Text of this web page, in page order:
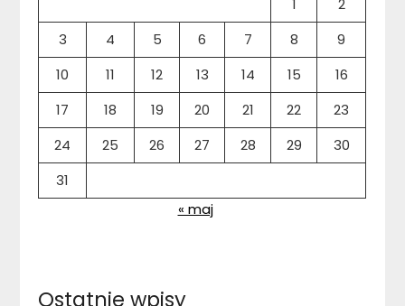
1
2
3
4 5 6 7 8
9
10
11 12 13 14 15
16
17
18 19 20 21 22
23
24
25 26 27 28 29
30
31
« maj
Ostatnie wpisy